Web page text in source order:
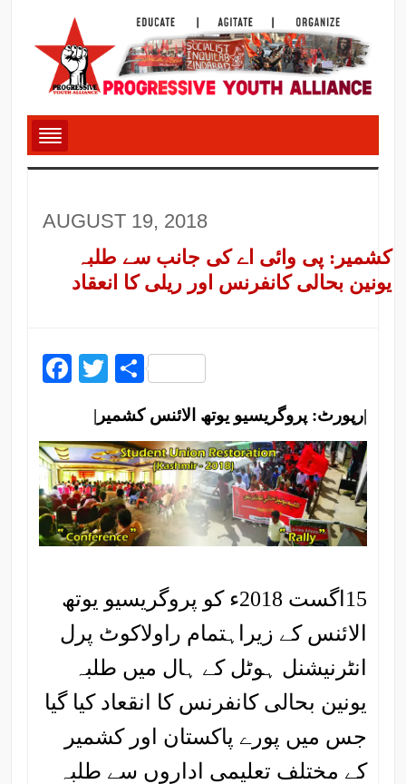
AUGUST 19, 2018
کشمیر: پی وائی اے کی جانب سے طلبہ
یونین بحالی کانفرنس اور ریلی کا انعقاد
Facebook
Twitter
Share
|رپورٹ: پروگریسیو یوتھ الائنس کشمیر|
15اگست 2018ء کو پروگریسیو یوتھ
الائنس کے زیراہتمام راولاکوٹ پرل
انٹرنیشنل ہوٹل کے ہال میں طلبہ
یونین بحالی کانفرنس کا انقعاد کیا گیا
جس میں پورے پاکستان اور کشمیر
کے مختلف تعلیمی اداروں سے طلبہ